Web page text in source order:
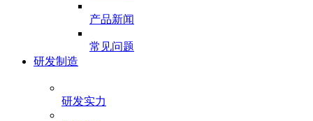
产品新闻
常见问题
研发制造
研发实力